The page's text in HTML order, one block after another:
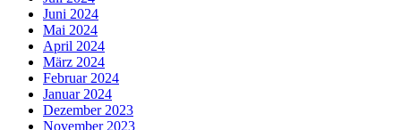
Juni 2024
Mai 2024
April 2024
März 2024
Februar 2024
Januar 2024
Dezember 2023
November 2023